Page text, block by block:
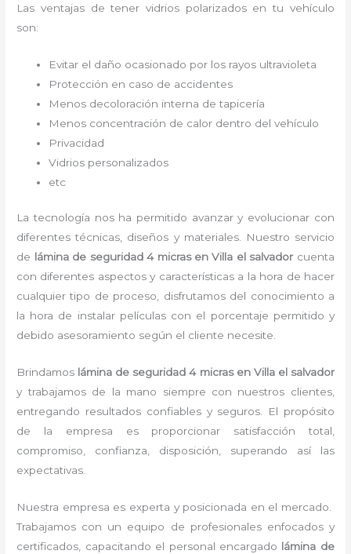
Las ventajas de tener vidrios polarizados en tu vehículo
son:
Evitar el daño ocasionado por los rayos ultravioleta
Protección en caso de accidentes
Menos decoloración interna de tapicería
Menos concentración de calor dentro del vehículo
Privacidad
Vidrios personalizados
etc
La tecnología nos ha permitido avanzar y evolucionar con
diferentes técnicas, diseños y materiales. Nuestro servicio
de lámina de seguridad 4 micrasen Villa el salvadorcuenta
con diferentes aspectos y características a la hora de hacer
cualquier tipo de proceso, disfrutamos del conocimiento a
la hora de instalar películas con el porcentaje permitido y
debido asesoramiento según el cliente necesite.
Brindamos lámina de seguridad 4 micras en Villa el salvador
y trabajamos de la mano siempre con nuestros clientes,
entregando resultados confiables y seguros. El propósito
de la empresa es proporcionar satisfacción total,
compromiso, confianza, disposición, superando así las
expectativas.
Nuestra empresa es experta y posicionada en el mercado.
Trabajamos con un equipo de profesionales enfocados y
certificados, capacitando el personal encargado lámina de